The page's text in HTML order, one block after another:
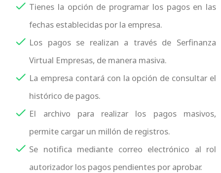
Tienes la opción de programar los pagos en las
fechas establecidas por la empresa.
Los pagos se realizan a través de Serfinanza
Virtual Empresas, de manera masiva.
La empresa contará con la opción de consultar el
histórico de pagos.
El archivo para realizar los pagos masivos,
permite cargar un millón de registros.
Se notifica mediante correo electrónico al rol
autorizador los pagos pendientes por aprobar.